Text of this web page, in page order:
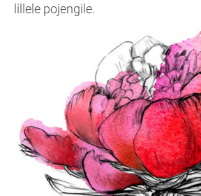
lillele pojengile.